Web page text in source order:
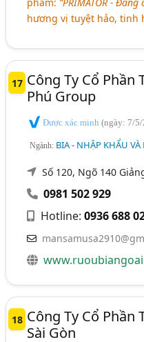
hương vị tuyệt hảo, tinh
17 Công Ty Cổ Phần
Phú Group
Được xác minh(ngày: 7/
Ngành: BIA - NHẬP KHẨU
Số 120, Ngõ 140
0981 502 929
Hotline:0936 688
18 Công Ty Cổ Phần
Sài Gòn